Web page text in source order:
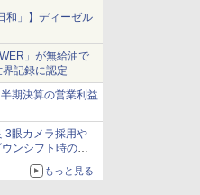
和」】ディーゼル
」が無給油で
記録に認定
期決算の営業利益
3眼カメラ採用や
ンシフト時の操
もっと見る